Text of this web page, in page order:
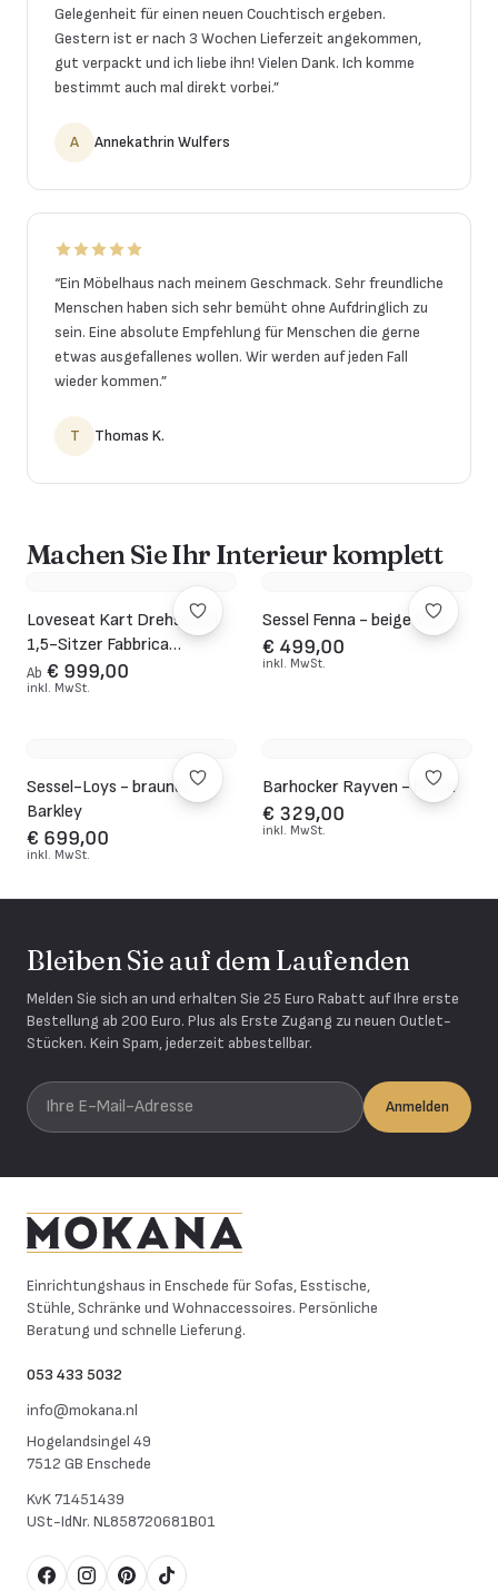
Gelegenheit für einen neuen Couchtisch ergeben.
Gestern ist er nach 3 Wochen Lieferzeit angekommen,
gut verpackt und ich liebe ihn! Vielen Dank. Ich komme
bestimmt auch mal direkt vorbei.”
A Annekathrin Wulfers
“Ein Möbelhaus nach meinem Geschmack. Sehr freundliche
Menschen haben sich sehr bemüht ohne Aufdringlich zu
sein. Eine absolute Empfehlung für Menschen die gerne
etwas ausgefallenes wollen. Wir werden auf jeden Fall
wieder kommen.”
T Thomas K.
Machen Sie Ihr Interieur komplett
Loveseat Kart Drehsessel
1,5-Sitzer Fabbrica
Germany
Ab € 999,00
inkl. MwSt.
Sessel Fenna - beige Vive
€ 499,00
inkl. MwSt.
Sessel-Loys - brauner
Barkley
€ 699,00
inkl. MwSt.
Barhocker Rayven - braun
€ 329,00
inkl. MwSt.
Bleiben Sie auf dem Laufenden
Melden Sie sich an und erhalten Sie 25 Euro Rabatt auf Ihre erste
Bestellung ab 200 Euro. Plus als Erste Zugang zu neuen Outlet-
Stücken. Kein Spam, jederzeit abbestellbar.
Ihre E-Mail-Adresse
Anmelden
Einrichtungshaus in Enschede für Sofas, Esstische,
Stühle, Schränke und Wohnaccessoires. Persönliche
Beratung und schnelle Lieferung.
053 433 5032
info@mokana.nl
Hogelandsingel 49
7512 GB Enschede
KvK71451439
USt-IdNr. NL858720681B01
FacebookInstagram
Pinterest
TikTok